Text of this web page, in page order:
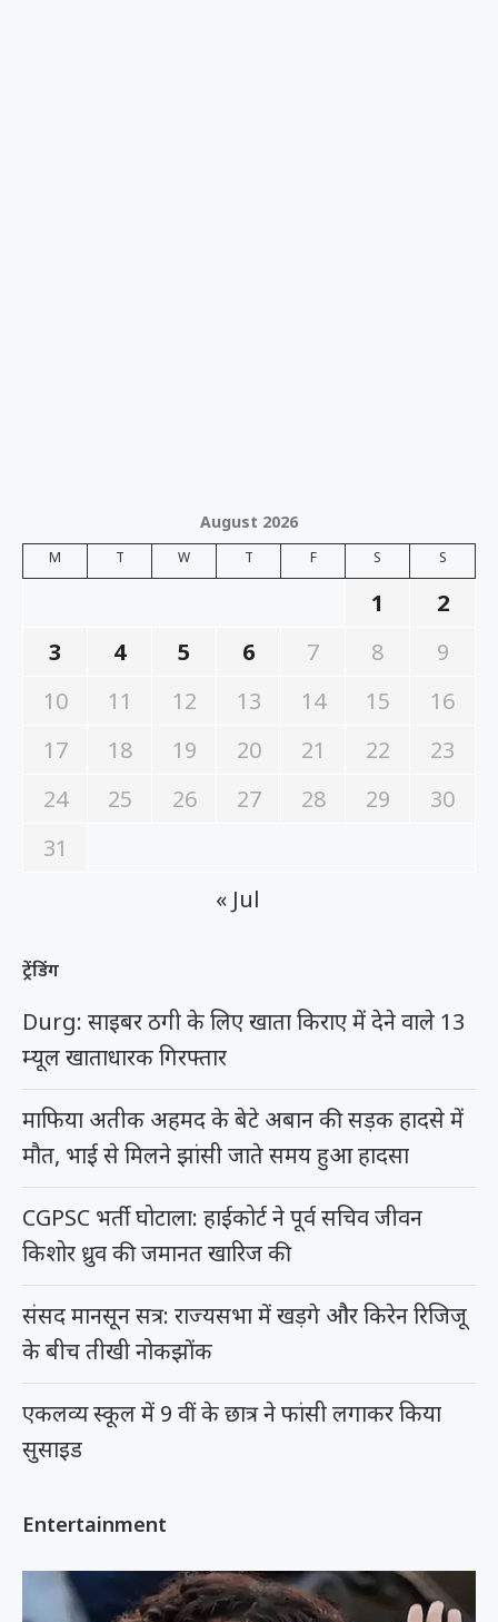
August 2026
M T W T F S S
1
2
3
4 5 6 7 8
9
10
11 12 13 14 15
16
17
18 19 20 21 22
23
24
25 26 27 28 29
30
31
« Jul
ट्रेंडिंग
Durg: साइबर ठगी के लिए खाता किराए में देने वाले 13
म्यूल खाताधारक गिरफ्तार
माफिया अतीक अहमद के बेटे अबान की सड़क हादसे में
मौत, भाई से मिलने झांसी जाते समय हुआ हादसा
CGPSC भर्ती घोटाला: हाईकोर्ट ने पूर्व सचिव जीवन
किशोर ध्रुव की जमानत खारिज की
संसद मानसून सत्र: राज्यसभा में खड़गे और किरेन रिजिजू
के बीच तीखी नोकझोंक
एकलव्य स्कूल में 9 वीं के छात्र ने फांसी लगाकर किया
सुसाइड
Entertainment